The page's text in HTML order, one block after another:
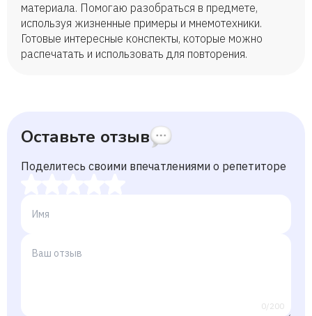
материала. Помогаю разобраться в предмете,
используя жизненные примеры и мнемотехники.
Готовые интересные конспекты, которые можно
распечатать и использовать для повторения.
Оставьте отзыв
Поделитесь своими впечатлениями о репетиторе
0/200